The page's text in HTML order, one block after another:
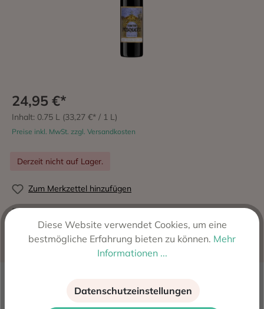
24,95 €*
Inhalt: 0.75 L (33,27 €* / 1 L)
Preise inkl. MwSt. zzgl. Versandkosten
Derzeit nicht auf Lager.
Zum Merkzettel hinzufügen
Produktnummer:2667
Hersteller:Alejandro Fernandez Original Pesquera,
Spanien
Alejandro Fernandez, der Schöpfer von Tinto Pesquera
Diese Website verwendet Cookies, um eine
bestmögliche Erfahrung bieten zu können. Mehr
Informationen ...
Datenschutzeinstellungen